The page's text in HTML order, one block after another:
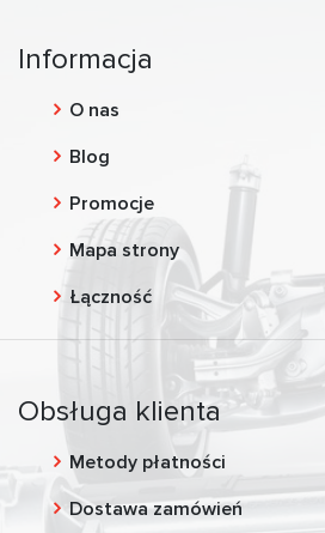
Informacja
O nas
Blog
Promocje
Mapa strony
Łączność
Obsługa klienta
Metody płatności
Dostawa zamówień